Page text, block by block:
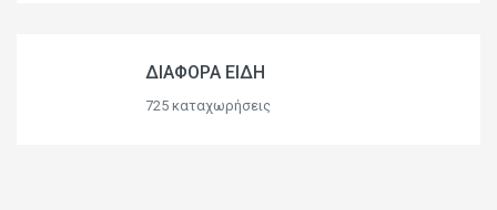
ΔΙΑΦΟΡΑ ΕΙΔΗ
725 καταχωρήσεις